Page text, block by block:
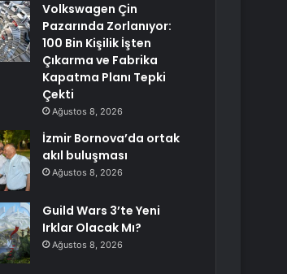
Volkswagen Çin
Pazarında Zorlanıyor:
100 Bin Kişilik İşten
Çıkarma ve Fabrika
Kapatma Planı Tepki
Çekti
Ağustos 8, 2026
İzmir Bornova’da ortak
akıl buluşması
Ağustos 8, 2026
Guild Wars 3’te Yeni
Irklar Olacak Mı?
Ağustos 8, 2026